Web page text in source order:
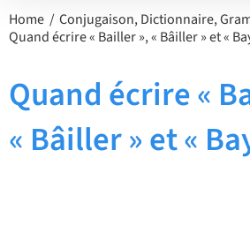
Home Conjugaison Dictionnaire
Quand écrire « Bailler », « Bâiller » et «
Quand écrire «
« Bâiller » et «